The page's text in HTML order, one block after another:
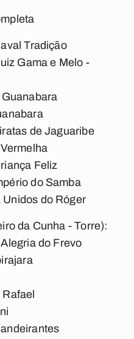
Tradição
Gama e Melo -
de Jaguaribe
Feliz
do Samba
Unidos do Róger
da Cunha - Torre):
do Frevo